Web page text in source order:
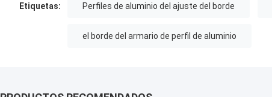
Etiquetas: Perfiles de aluminio del ajuste del borde
el borde del armario de perfil de aluminio